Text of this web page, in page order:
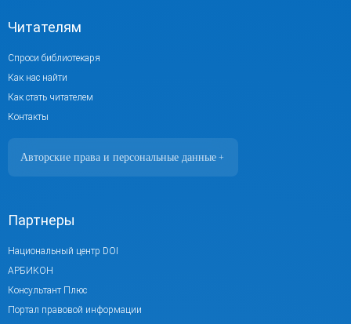
Читателям
Спроси библиотекаря
Как нас найти
Как стать читателем
Контакты
Авторские права и персональные данные +
о персональных данных. Согласно
ст. 152.1 ГК РФ «Охрана изображения
гражданина», все фотоматериалы являются
объектами авторского права.
Их копирование и дальнейшее
Партнеры
Национальный центр DOI
АРБИКОН
Консультант Плюс
Портал правовой информации